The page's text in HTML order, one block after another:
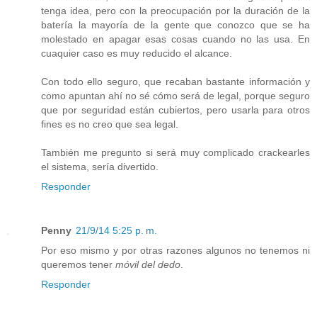
tenga idea, pero con la preocupación por la duración de la
batería la mayoría de la gente que conozco que se ha
molestado en apagar esas cosas cuando no las usa. En
cuaquier caso es muy reducido el alcance.
Con todo ello seguro, que recaban bastante información y
como apuntan ahí no sé cómo será de legal, porque seguro
que por seguridad están cubiertos, pero usarla para otros
fines es no creo que sea legal.
También me pregunto si será muy complicado crackearles
el sistema, sería divertido.
Responder
Penny 21/9/14 5:25 p. m.
Por eso mismo y por otras razones algunos no tenemos ni
queremos tener móvil del dedo
Responder